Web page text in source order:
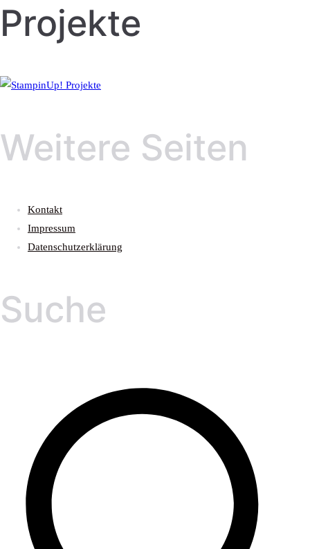
Projekte
Weitere Seiten
Kontakt
Impressum
Datenschutzerklärung
Suche